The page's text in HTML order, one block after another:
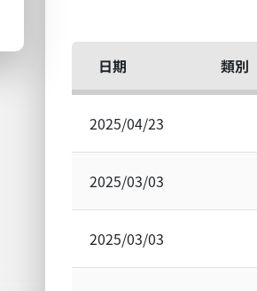
日期 類別
2025/04/23
2025/03/03
2025/03/03